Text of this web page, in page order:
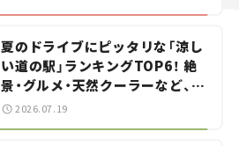
夏のドライブにピッタリな「涼し
い道の駅」ランキングTOP6！ 絶
景・グルメ・天然クーラーなど、避
暑におすすめのスポットを紹介
2026.07.19